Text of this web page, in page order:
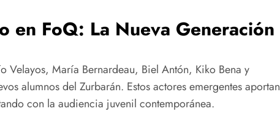
en FoQ: La Nueva Generación
Velayos, María Bernardeau, Biel Antón, Kiko Bena y
alumnos del Zurbarán. Estos actores emergentes aportan
con la audiencia juvenil contemporánea.